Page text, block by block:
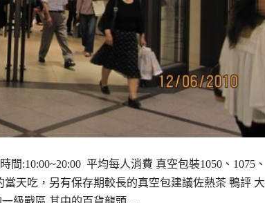
間:10:00~20:00 平均每人消費 真空包裝1050、1075、
天吃，另有保存期較長的真空包建議佐熱茶 鴨評 大